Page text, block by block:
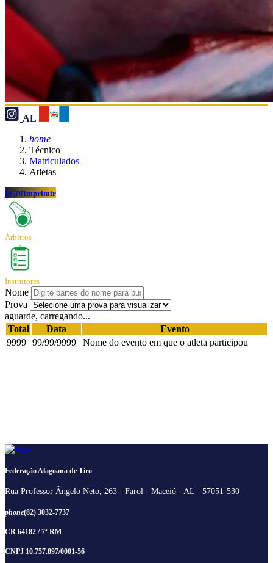
AL
home
Técnico
Matriculados
Atletas
printImprimir
Árbitros
Instrutores
Nome
Prova
aguarde, carregando...
Total
Data
Evento
9999 99/99/9999 Nome do evento em que o atleta participou
Federação Alagoana de Tiro
Rua Professor Ângelo Neto, 263 - Farol - Maceió - AL - 57051-530
phone(82) 3032-7737
CR 64182 / 7ª RM
CNPJ 10.757.897/0001-56